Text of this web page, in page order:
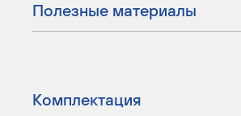
Полезные материалы
Комплектация